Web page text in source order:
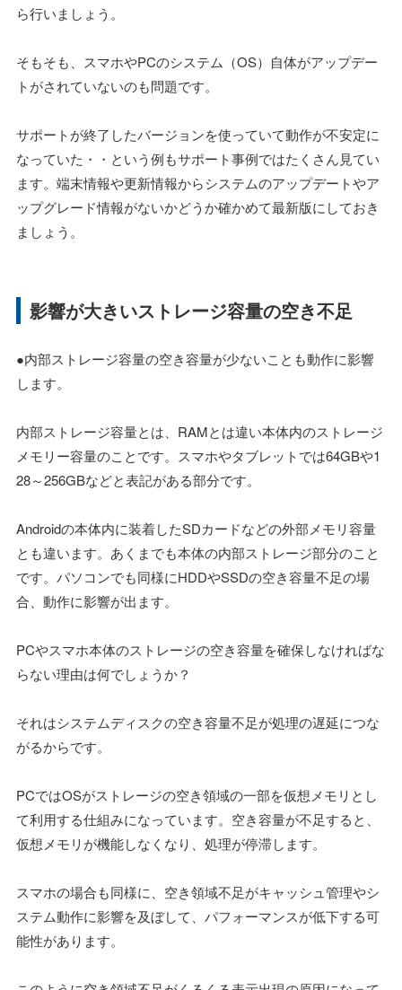
ら行いましょう。
そもそも、スマホやPCのシステム（OS）自体がアップデー
トがされていないのも問題です。
サポートが終了したバージョンを使っていて動作が不安定に
なっていた・・という例もサポート事例ではたくさん見てい
ます。端末情報や更新情報からシステムのアップデートやア
ップグレード情報がないかどうか確かめて最新版にしておき
ましょう。
影響が大きいストレージ容量の空き不足
●内部ストレージ容量の空き容量が少ないことも動作に影響
します。
内部ストレージ容量とは、RAMとは違い本体内のストレージ
メモリー容量のことです。スマホやタブレットでは64GBや1
28～256GBなどと表記がある部分です。
Androidの本体内に装着したSDカードなどの外部メモリ容量
とも違います。あくまでも本体の内部ストレージ部分のこと
です。パソコンでも同様にHDDやSSDの空き容量不足の場
合、動作に影響が出ます。
PCやスマホ本体のストレージの空き容量を確保しなければな
らない理由は何でしょうか？
それはシステムディスクの空き容量不足が処理の遅延につな
がるからです。
PCではOSがストレージの空き領域の一部を仮想メモリとし
て利用する仕組みになっています。空き容量が不足すると、
仮想メモリが機能しなくなり、処理が停滞します。
スマホの場合も同様に、空き領域不足がキャッシュ管理やシ
ステム動作に影響を及ぼして、パフォーマンスが低下する可
能性があります。